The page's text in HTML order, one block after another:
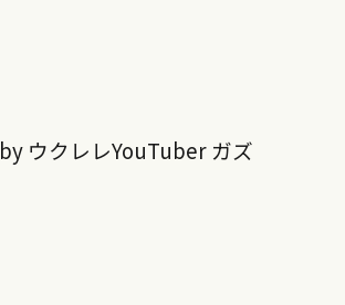
by ウクレレYouTuber ガズ